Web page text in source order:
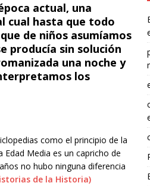
actual, una
cual hasta que todo
de niños asumíamos
producía sin solución
una noche y
los
como el principio de la
Edad Media es un capricho de
no hubo ninguna diferencia
de la Historia)